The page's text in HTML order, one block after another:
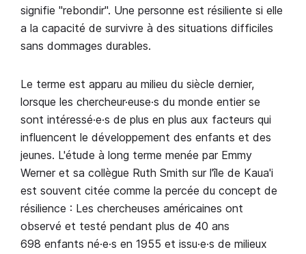
signifie "rebondir". Une personne est résiliente si elle
a la capacité de survivre à des situations difficiles
sans dommages durables.
Le terme est apparu au milieu du siècle dernier,
lorsque les chercheur·euse·s du monde entier se
sont intéressé·e·s de plus en plus aux facteurs qui
influencent le développement des enfants et des
jeunes. L'étude à long terme menée par Emmy
Werner et sa collègue Ruth Smith sur l'île de Kaua'i
est souvent citée comme la percée du concept de
résilience : Les chercheuses américaines ont
observé et testé pendant plus de 40 ans
698 enfants né·e·s en 1955 et issu·e·s de milieux